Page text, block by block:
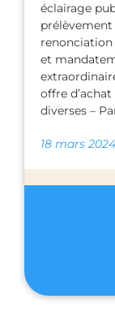
éclairage
et
offre
diverses –
18 mars 2024